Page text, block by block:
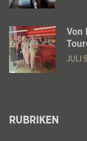
Von
JULI
RUBRIKEN